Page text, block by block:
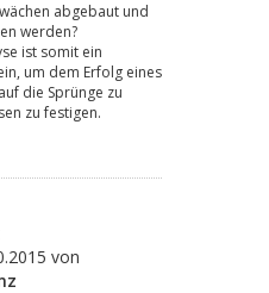
abgebaut und
werden?
ist somit ein
um dem Erfolg eines
die Sprünge zu
zu festigen.
von